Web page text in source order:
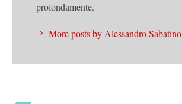
profondamente.
More posts by Alessandro Sabatino